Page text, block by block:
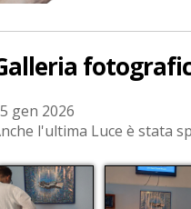
gen 2026
l'ultima Luce è stata